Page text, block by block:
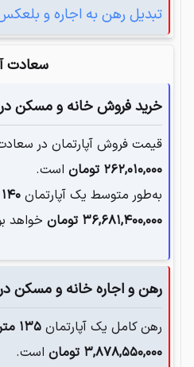
تبدیل رهن به اجاره و
سعادت
خرید فروش خانه و مسکن در
قیمت فروش آپارتمان در
۲۶۲,۰۱۰,۰۰۰ تومان است.
به‌طور متوسط یک آپارتمان‌ ۱۴۰
۳۶,۶۸۱,۴۰۰,۰۰۰ تومان خواهد
رهن و اجاره خانه و مسکن
رهن کامل یک آپارتمان ۱۳۵
۳,۸۷۸,۵۵۰,۰۰۰ تومان است.